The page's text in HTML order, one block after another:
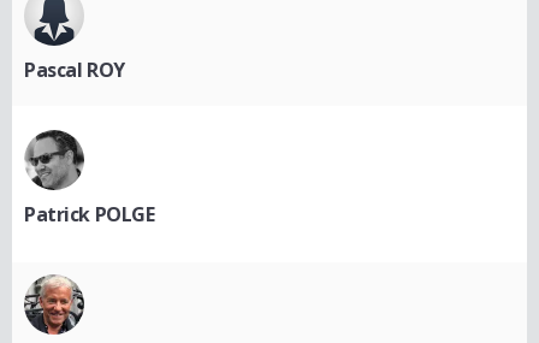
Pascal ROY
Patrick POLGE